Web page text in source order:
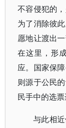
不容侵犯的
为了消除彼
愿地让渡出
在这里，形
应。国家保
则源于公民
民手中的选票
与此相